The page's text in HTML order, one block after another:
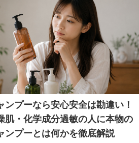
ンプーなら安心安全は勘違い！
肌・化学成分過敏の人に本物の
ンプーとは何かを徹底解説